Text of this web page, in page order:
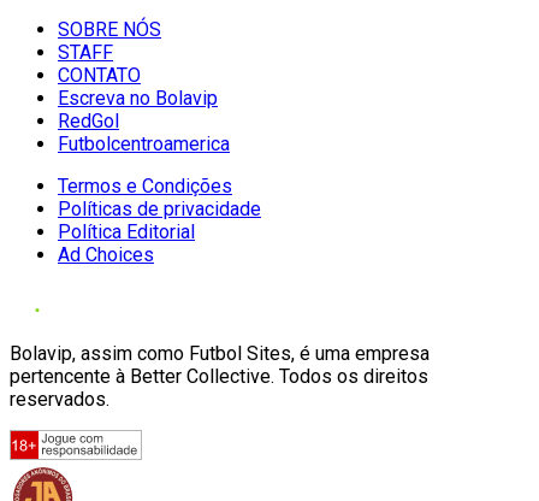
SOBRE NÓS
STAFF
CONTATO
Escreva no Bolavip
RedGol
Futbolcentroamerica
Termos e Condições
Políticas de privacidade
Política Editorial
Ad Choices
Bolavip, assim como Futbol Sites, é uma empresa
pertencente à Better Collective. Todos os direitos
reservados.